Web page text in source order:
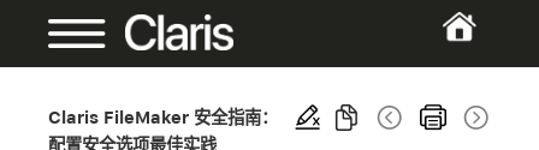
Claris FileMaker 安全指南：
配置安全选项最佳实践